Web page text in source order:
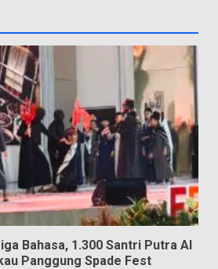
Bahasa, 1.300 Santri Putra Al
Panggung Spade Fest